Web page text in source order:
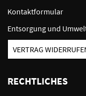
Kontaktformular
Entsorgung und
VERTRAG
RECHTLICHES